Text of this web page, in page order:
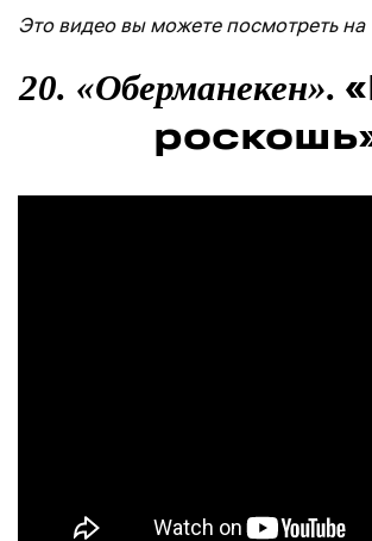
Это видео вы можете посмотреть на
20. «Оберманекен».